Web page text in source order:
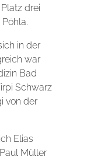
drei
in der
war
Bad
Schwarz
von der
Elias
Müller